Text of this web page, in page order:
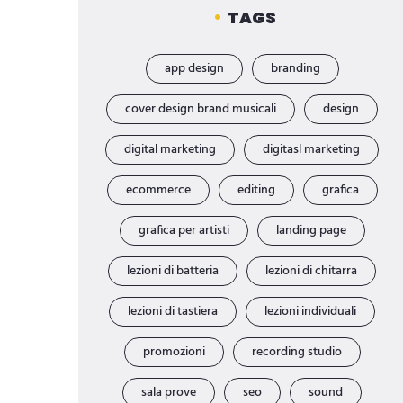
TAGS
app design
branding
cover design brand musicali
design
digital marketing
digitasl marketing
ecommerce
editing
grafica
grafica per artisti
landing page
lezioni di batteria
lezioni di chitarra
lezioni di tastiera
lezioni individuali
promozioni
recording studio
sala prove
seo
sound